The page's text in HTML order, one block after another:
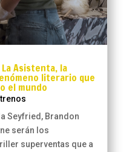
Asistenta, la
literario que
el mundo
Seyfried, Brandon
serán los
superventas que a